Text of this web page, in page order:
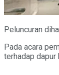
Peluncuran
Pada acara
terhadap dapur